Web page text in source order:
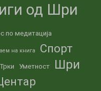
од Шри
по медитација
на книга Спорт
Трки Уметност
Шри